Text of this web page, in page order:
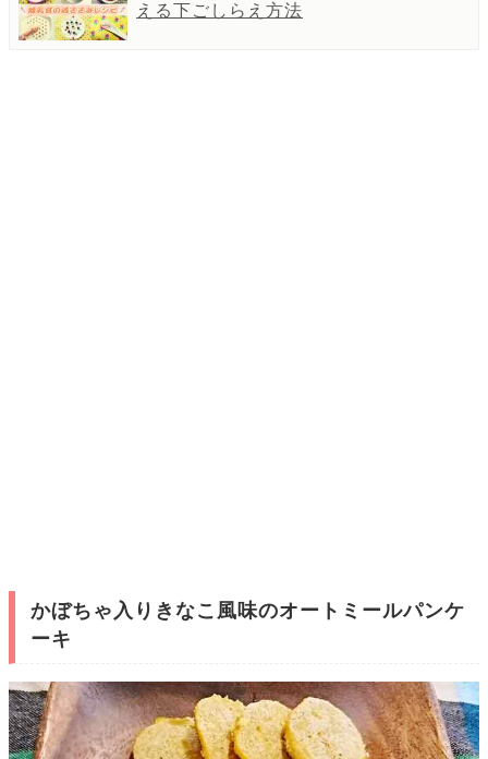
える下ごしらえ方法
かぼちゃ入りきなこ風味のオートミールパンケ
ーキ